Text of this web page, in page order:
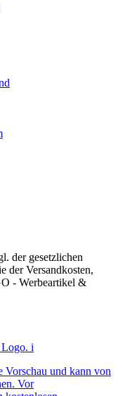
der gesetzlichen
der Versandkosten,
- Werbeartikel &
i
Vorschau und kann von
Vor